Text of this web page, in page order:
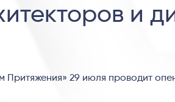
и
29 июля проводит